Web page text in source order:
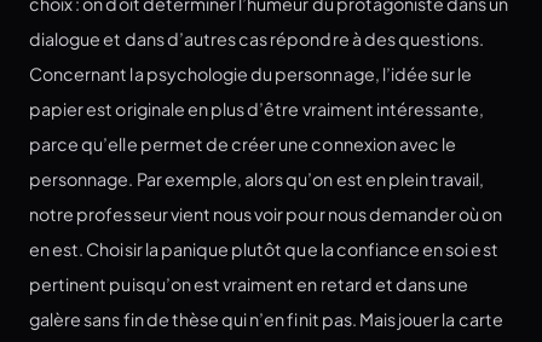
dialogue et dans d’autres cas répondre à des questions.
Concernant la psychologie du personnage, l’idée sur le
papier est originale en plus d’être vraiment intéressante,
parce qu’elle permet de créer une connexion avec le
personnage. Par exemple, alors qu’on est en plein travail,
notre professeur vient nous voir pour nous demander où on
en est. Choisir la panique plutôt que la confiance en soi est
pertinent puisqu’on est vraiment en retard et dans une
galère sans fin de thèse qui n’en finit pas. Mais jouer la carte